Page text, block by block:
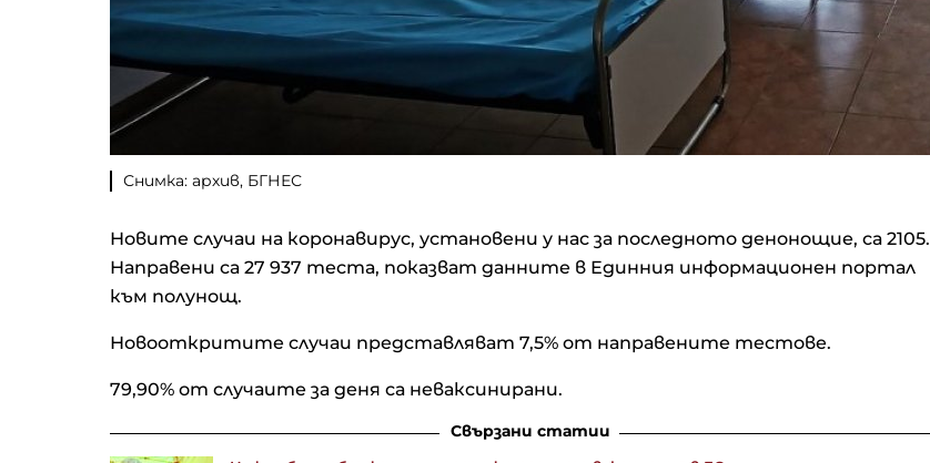
Снимка: архив, БГНЕС
Новите случаи на коронавирус, установени у нас за последното денонощие, са 2105.
Направени са 27 937 теста, показват данните в Единния информационен портал
към полунощ.
Новооткритите случаи представляват 7,5% от направените тестове.
79,90% от случаите за деня са неваксинирани.
Свързани статии